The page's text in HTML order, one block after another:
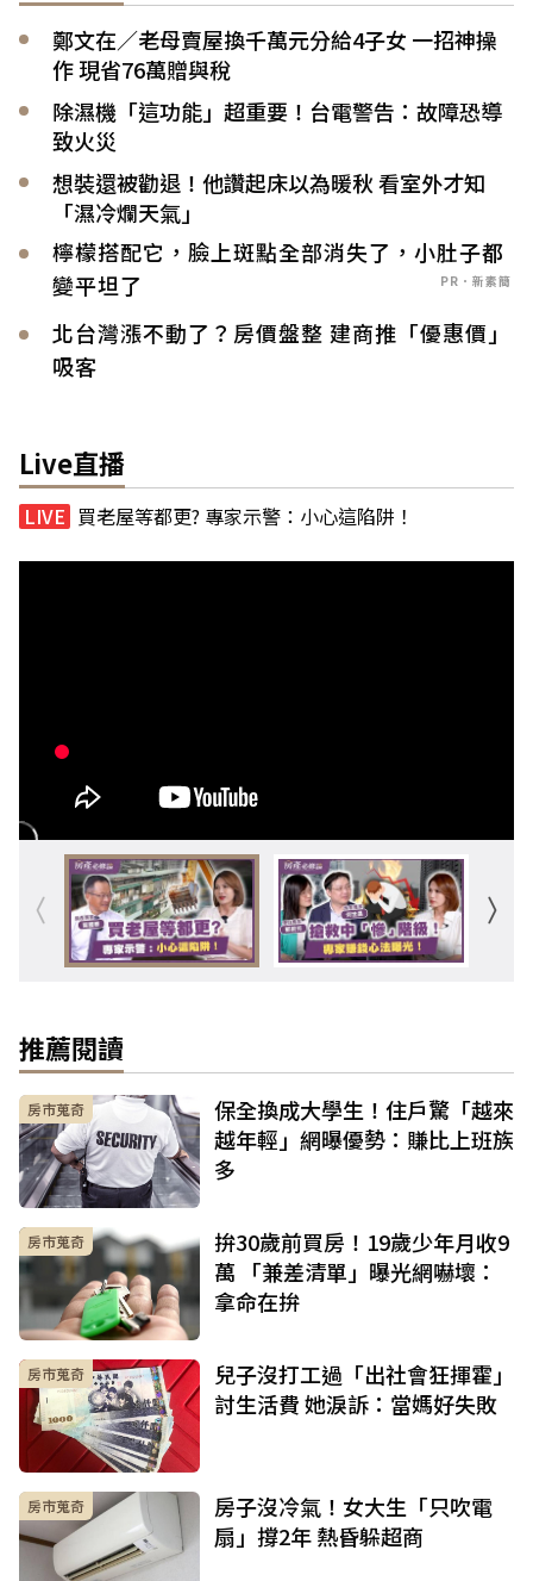
鄭文在／老母賣屋換千萬元分給4子女 一招神操
作 現省76萬贈與稅
除濕機「這功能」超重要！台電警告：故障恐導
致火災
想裝還被勸退！他讚起床以為暖秋 看室外才知
「濕冷爛天氣」
檸檬搭配它，臉上斑點全部消失了，小肚子都
變平坦了
PR．新素簡
北台灣漲不動了？房價盤整 建商推「優惠價」
吸客
Live直播
買老屋等都更? 專家示警：小心這陷阱！
推薦閱讀
房市蒐奇
保全換成大學生！住戶驚「越來
越年輕」網曝優勢：賺比上班族
多
房市蒐奇
拚30歲前買房！19歲少年月收9
萬 「兼差清單」曝光網嚇壞：
拿命在拚
房市蒐奇
兒子沒打工過「出社會狂揮霍」
討生活費 她淚訴：當媽好失敗
房市蒐奇
房子沒冷氣！女大生「只吹電
扇」撐2年 熱昏躲超商